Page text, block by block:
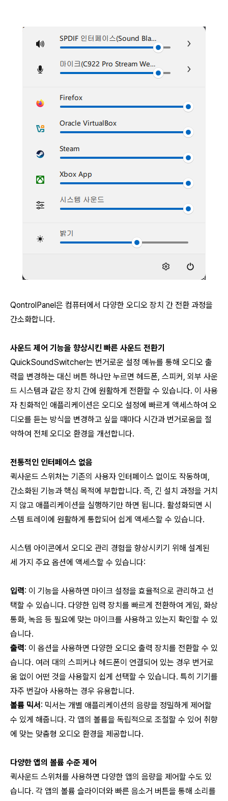
QontrolPanel은 컴퓨터에서 다양한 오디오 장치 간 전환 과정을
간소화합니다.
사운드 제어 기능을 향상시킨 빠른 사운드 전환기
QuickSoundSwitcher는 번거로운 설정 메뉴를 통해 오디오 출
력을 변경하는 대신 버튼 하나만 누르면 헤드폰, 스피커, 외부 사운
드 시스템과 같은 장치 간에 원활하게 전환할 수 있습니다. 이 사용
자 친화적인 애플리케이션은 오디오 설정에 빠르게 액세스하여 오
디오를 듣는 방식을 변경하고 싶을 때마다 시간과 번거로움을 절
약하여 전체 오디오 환경을 개선합니다.
전통적인 인터페이스 없음
퀵사운드 스위처는 기존의 사용자 인터페이스 없이도 작동하며,
간소화된 기능과 핵심 목적에 부합합니다. 즉, 긴 설치 과정을 거치
지 않고 애플리케이션을 실행하기만 하면 됩니다. 활성화되면 시
스템 트레이에 원활하게 통합되어 쉽게 액세스할 수 있습니다.
시스템 아이콘에서 오디오 관리 경험을 향상시키기 위해 설계된
세 가지 주요 옵션에 액세스할 수 있습니다:
입력: 이 기능을 사용하면 마이크 설정을 효율적으로 관리하고 선
택할 수 있습니다. 다양한 입력 장치를 빠르게 전환하여 게임, 화상
통화, 녹음 등 필요에 맞는 마이크를 사용하고 있는지 확인할 수 있
습니다.
출력: 이 옵션을 사용하면 다양한 오디오 출력 장치를 전환할 수 있
습니다. 여러 대의 스피커나 헤드폰이 연결되어 있는 경우 번거로
움 없이 어떤 것을 사용할지 쉽게 선택할 수 있습니다. 특히 기기를
자주 번갈아 사용하는 경우 유용합니다.
볼륨 믹서 : 믹서는 개별 애플리케이션의 음량을 정밀하게 제어할
수 있게 해줍니다. 각 앱의 볼륨을 독립적으로 조절할 수 있어 취향
에 맞는 맞춤형 오디오 환경을 제공합니다.
다양한 앱의 볼륨 수준 제어
퀵사운드 스위처를 사용하면 다양한 앱의 음량을 제어할 수도 있
습니다. 각 앱의 볼륨 슬라이더와 빠른 음소거 버튼을 통해 소리를